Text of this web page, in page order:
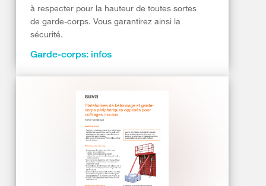
à respecter pour la hauteur de toutes sortes
de garde-corps. Vous garantirez ainsi la
sécurité.
Garde-corps: infos